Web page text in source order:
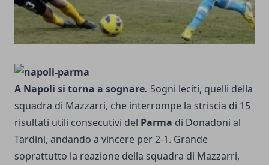
A Napoli si torna a sognare. Sogni leciti, quelli della
squadra di Mazzarri, che interrompe la striscia di 15
risultati utili consecutivi del Parma di Donadoni al
Tardini, andando a vincere per 2-1. Grande
soprattutto la reazione della squadra di Mazzarri,